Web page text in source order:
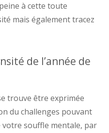
à cette toute
mais également tracez
de l’année de
trouve être exprimée
du challenges pouvant
votre souffle mentale, par